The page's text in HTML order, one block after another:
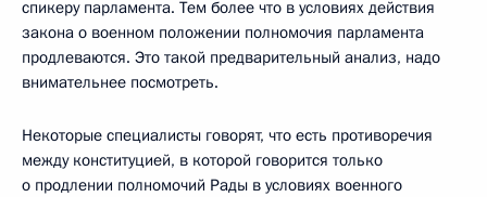
спикеру парламента. Тем более что в условиях действия
закона о военном положении полномочия парламента
продлеваются. Это такой предварительный анализ, надо
внимательнее посмотреть.
Некоторые специалисты говорят, что есть противоречия
между конституцией, в которой говорится только
о продлении полномочий Рады в условиях военного